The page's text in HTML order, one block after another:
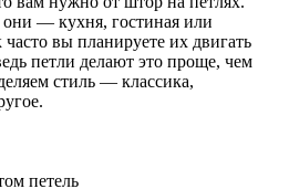
— кухня, гостиная или
вы планируете их двигать
петли делают это проще, чем
стиль — классика,
петель